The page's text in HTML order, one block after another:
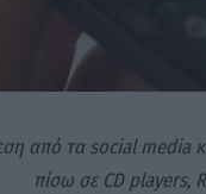
από τα social media
πίσω σε CD players,